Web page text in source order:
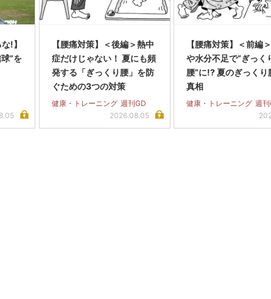
!】
”を
【腰痛対策】＜後編＞熱中
症だけじゃない！ 夏にも頻
発する「ぎっくり腰」を防
ぐための3つの対策
健康・トレーニング 週刊GD
2026.08.05
【腰痛対策】＜前編
や水分不足で“ぎっく
腰”に!? 夏のぎっくり
真相
健康・トレーニング 週